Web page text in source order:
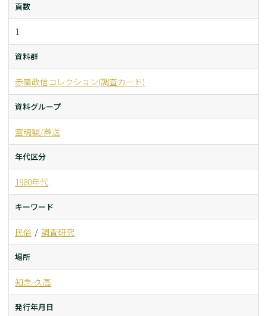
頁数
1
資料群
赤嶺政信コレクション(調査カード)
資料グループ
霊魂観/葬送
年代区分
1980年代
キーワード
民俗 調査研究
場所
知念-久高
発行年月日